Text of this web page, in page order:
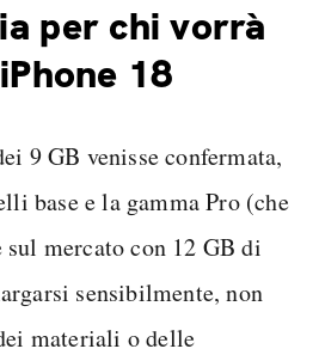
per chi vorrà
18
9 GB venisse confermata,
base e la gamma Pro (che
mercato con 12 GB di
sensibilmente, non
materiali o delle